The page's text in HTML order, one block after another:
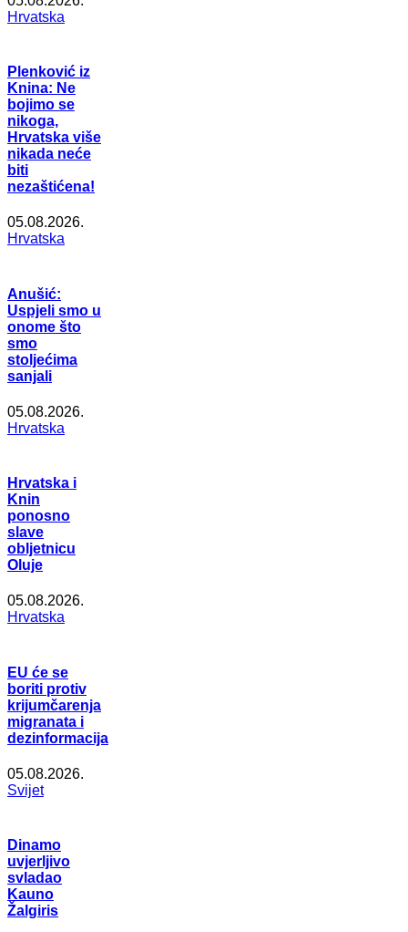
Hrvatska
Plenković iz
Knina: Ne
bojimo se
nikoga,
Hrvatska više
nikada neće
biti
nezaštićena!
05.08.2026.
Hrvatska
Anušić:
Uspjeli smo u
onome što
smo
stoljećima
sanjali
05.08.2026.
Hrvatska
Hrvatska i
Knin
ponosno
slave
obljetnicu
Oluje
05.08.2026.
Hrvatska
EU će se
boriti protiv
krijumčarenja
migranata i
dezinformacija
05.08.2026.
Svijet
Dinamo
uvjerljivo
svladao
Kauno
Žalgiris